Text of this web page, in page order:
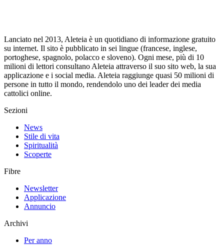
Lanciato nel 2013, Aleteia è un quotidiano di informazione gratuito
su internet. Il sito è pubblicato in sei lingue (francese, inglese,
portoghese, spagnolo, polacco e sloveno). Ogni mese, più di 10
milioni di lettori consultano Aleteia attraverso il suo sito web, la sua
applicazione e i social media. Aleteia raggiunge quasi 50 milioni di
persone in tutto il mondo, rendendolo uno dei leader dei media
cattolici online.
Sezioni
News
Stile di vita
Spiritualità
Scoperte
Fibre
Newsletter
Applicazione
Annuncio
Archivi
Per anno